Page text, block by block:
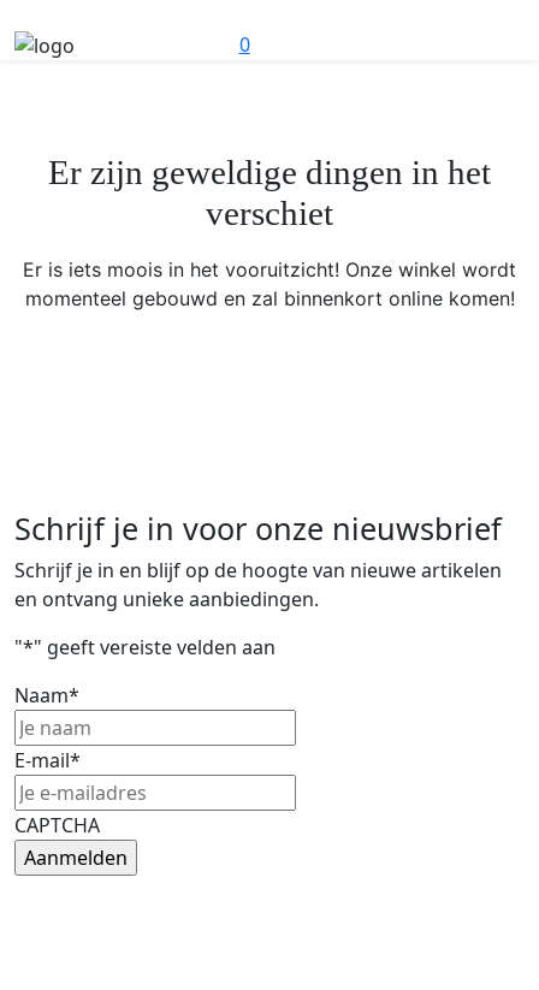
0
Er zijn geweldige dingen in het
verschiet
Er is iets moois in het vooruitzicht! Onze winkel wordt
momenteel gebouwd en zal binnenkort online komen!
Schrijf je in voor onze nieuwsbrief
Schrijf je in en blijf op de hoogte van nieuwe artikelen
en ontvang unieke aanbiedingen.
"*" geeft vereiste velden aan
Naam*
E-mail*
CAPTCHA